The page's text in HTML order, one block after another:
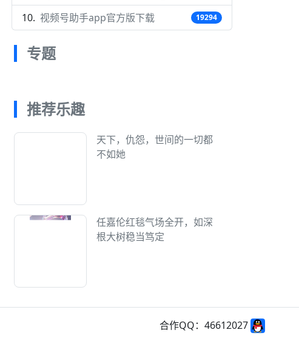
视频号助手app官方版下载 19294
专题
推荐乐趣
天下，仇怨，世间的一切都
不如她
任嘉伦红毯气场全开，如深
根大树稳当笃定
合作QQ：46612027